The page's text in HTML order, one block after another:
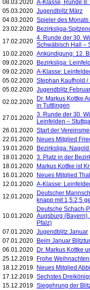
08.03.2020 A-Klasse, Runde
05.03.2020 Jugendbiltz März
04.03.2020 Spieler des
23.02.2020
Bezirksliga-
17.02.2020 4. Runde der 30.
Schwäbisch Hall –
10.02.2020 Ankündigung: 12.
09.02.2020
Bezirksliga:
09.02.2020 A-Klasse:
05.02.2020 Stephan Kaufhold
05.02.2020 Jugendblitz Februar
02.02.2020
Dr. Markus Kottke
in Tuttlingen
27.01.2020 3. Runde der 30.
Leinfelden –
26.01.2020 Start der
22.01.2020
Neues Mitglied
19.01.2020
Bezirksliga:
18.01.2020 3. Platz in der
18.01.2020
Markus Kottke ist
16.01.2020
Neues Mitglied
12.01.2020 A-Klasse:
12.01.2020
Deutscher
knapp mit 1,5:2,5
10.01.2020
Deutsche Schach-
Augsburg
Pfalz)
07.01.2020 Jugendblitz Januar
07.01.2020
Beim Januar
06.01.2020
Dr. Markus Kottke
25.12.2019
Frohe
18.12.2019
Neues Mitglied
17.12.2019 Sechstes
15.12.2019 Siegehrung der